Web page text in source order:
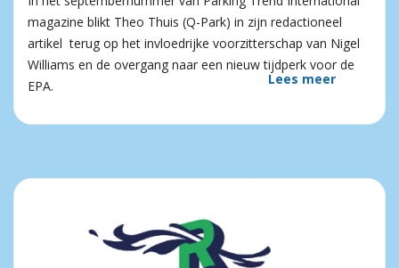
magazine blikt Theo Thuis (Q-Park) in zijn redactioneel
artikel terug op het invloedrijke voorzitterschap van Nigel
Williams en de overgang naar een nieuw tijdperk voor de
EPA.
Lees meer